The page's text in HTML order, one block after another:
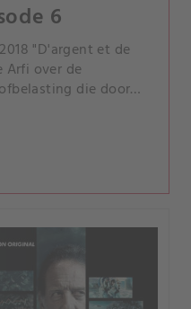
6
"D'argent et de
Arfi over de
die door